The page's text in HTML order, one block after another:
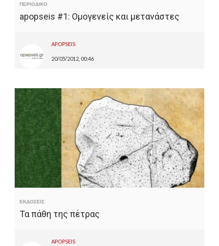
ΠΕΡΙΟΔΙΚΟ
apopseis #1: Ομογενείς και μετανάστες
APOPSEIS
20/05/2012, 00:46
ΕΚΔΟΣΕΙΣ
Τα πάθη της πέτρας
APOPSEIS